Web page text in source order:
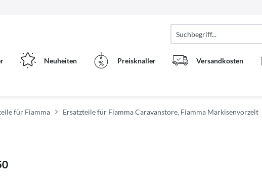
Neuheiten Preisknaller Versandkosten
für Fiamma Ersatzteile für Fiamma Caravanstore, Fiamma Markisenvorzelt